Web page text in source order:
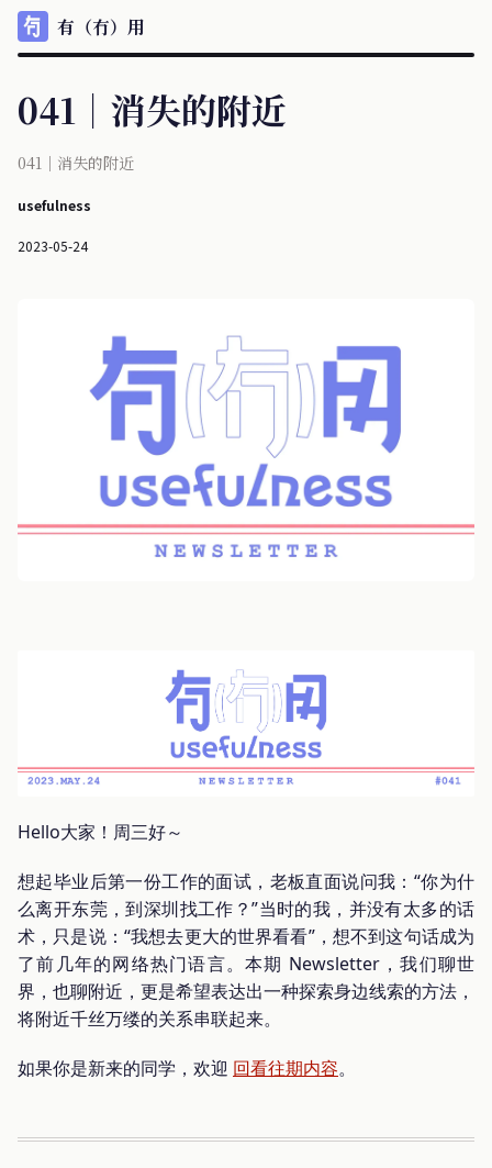
有（冇）用
041｜消失的附近
041｜消失的附近
usefulness
2023-05-24
Hello大家！周三好～
想起毕业后第一份工作的面试，老板直面说问我：“你为什
么离开东莞，到深圳找工作？”当时的我，并没有太多的话
术，只是说：“我想去更大的世界看看”，想不到这句话成为
了前几年的网络热门语言。本期 Newsletter，我们聊世
界，也聊附近，更是希望表达出一种探索身边线索的方法，
将附近千丝万缕的关系串联起来。
如果你是新来的同学，欢迎 回看往期内容。